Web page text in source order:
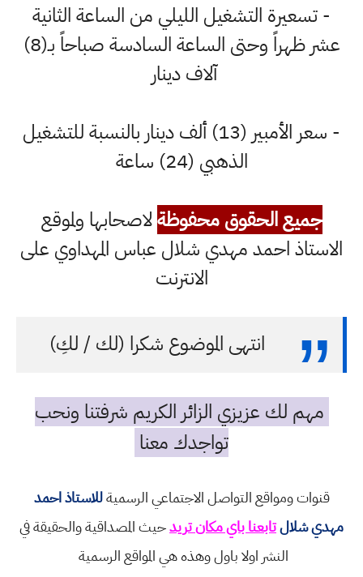
- تسعيرة التشغيل الليلي من الساعة الثانية
عشر ظهراً وحتى الساعة السادسة صباحاً بـ(8)
آلاف دينار
- سعر الأمبير (13) ألف دينار بالنسبة للتشغيل
الذهبي (24) ساعة
جميع الحقوق محفوظةلاصحابها ولموقع
الاستاذ احمد مهدي شلال عباس المهداوي على
الانترنت
انتهى الموضوع شكرا (لك / لكِ)
مهم لك عزيزي الزائر الكريم شرفتنا ونحب
تواجدك معنا
قنوات ومواقع التواصل الاجتماعي الرسميةللاستاذ احمد
مهدي شلالتابعنا باي مكان تريدحيث المصداقية والحقيقة في
النشر اولا باول وهذه هي المواقع الرسمية